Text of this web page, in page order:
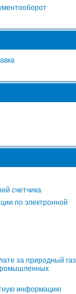
счетчика
по электронной
за природный газ
информацию